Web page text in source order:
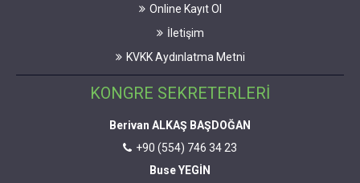
Online Kayıt Ol
İletişim
KVKK Aydınlatma Metni
KONGRE SEKRETERLERİ
Berivan ALKAŞ BAŞDOĞAN
+90 (554) 746 34 23
Buse YEGİN